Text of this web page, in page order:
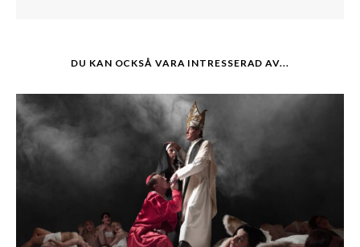
DU KAN OCKSÅ VARA INTRESSERAD AV...